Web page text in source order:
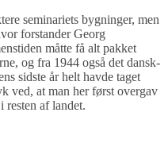
seminariets bygninger, men
forstander Georg
måtte få alt pakket
og fra 1944 også det dansk-
sidste år helt havde taget
ved, at man her først overgav
resten af landet.